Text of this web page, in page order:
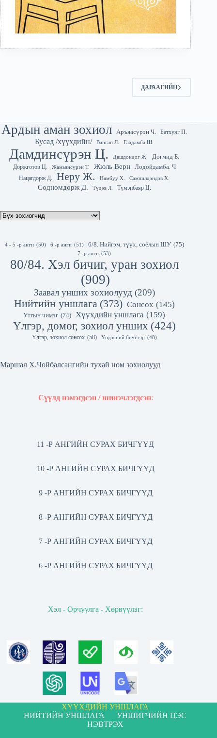
ДАРААГИЙН
Ардын аман зохиол Аръяасүрэн Ч. Батхуяг П.
Бусад /хүүхдийн/ Ванган Л. Гаадамба Ш.
Дамдинсүрэн Ц. Дашдондог Ж.
Догмид Б.
Доржготов Ц.
Жамьянсүрэн Т. Жюль Верн Лодойдамба. Ч
Нацагдорж Д. Неру Ж. Нямбуу Х. Сампилдэндэв Х.
Содномдорж Д. Түдэв Л. Түмэнбаяр Ц.
4 - 5 -р анги (50) 6 -р анги (51) 6/8. Нийгэм, түүх, соёлын ШУ (75)
7 -р анги (53)
80/84. Хэл бичиг, уран зохиол
(909)
Заавал унших зохиолууд (209)
Нийтийн уншлага (373) Сонсох (145)
Утгын чимэг (74) Хүүхдийн уншлага (159)
Үлгэр, домог, зохиол унших (424)
Үлгэр, зохиол сонсох (58) Үндэсний бичгээр (48)
Маршал Х.Чойбалсангийн тухай ном зохиолууд
Сүүлд нэмэгдсэн / шинэчлэгдсэн:
11 -Р АНГИЙН СУРАХ БИЧГҮҮД
10 -Р АНГИЙН СУРАХ БИЧГҮҮД
9 -Р АНГИЙН СУРАХ БИЧГҮҮД
8 -Р АНГИЙН СУРАХ БИЧГҮҮД
7 -Р АНГИЙН СУРАХ БИЧГҮҮД
6 -Р АНГИЙН СУРАХ БИЧГҮҮД
Хэл - Орчуулга - Хөрвүүлэг:
ХҮҮХДИЙН УНШЛАГА
НИЙТИЙН УНШЛАГА
УНШИГЧИЙН ЦЭС
НЭВТРЭХ